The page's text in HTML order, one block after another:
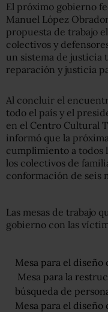
El próximo gobierno
Manuel López
propuesta de trabajo
colectivos y
un sistema de justicia
reparación y justicia
Al concluir el
todo el país y el
en el Centro Cultural
informó que la
cumplimiento a todos
los colectivos de
conformación de seis
Las mesas de trabajo
gobierno con las
Mesa para el
Mesa para la
búsqueda de
Mesa para el